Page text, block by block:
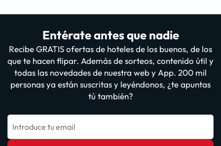
Entérate antes que nadie
Recibe GRATIS ofertas de hoteles de los buenos, de los
que te hacen flipar. Además de sorteos, contenido útil y
todas las novedades de nuestra web y App. 200 mil
personas ya están suscritas y leyéndonos, ¿te apuntas
tú también?
Introduce tu email